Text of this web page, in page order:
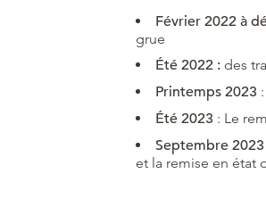
Février 2022 à
grue
Été 2022 : des
Printemps 2023
Été 2023 : Le
Septembre
et la remise en état